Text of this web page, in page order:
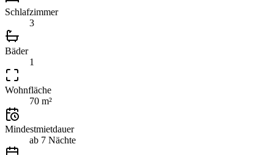
Schlafzimmer
3
Bäder
1
Wohnfläche
70 m²
Mindestmietdauer
ab 7 Nächte